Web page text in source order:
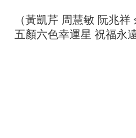
（黃凱芹 周慧敏 阮兆祥
五顏六色幸運星 祝福永